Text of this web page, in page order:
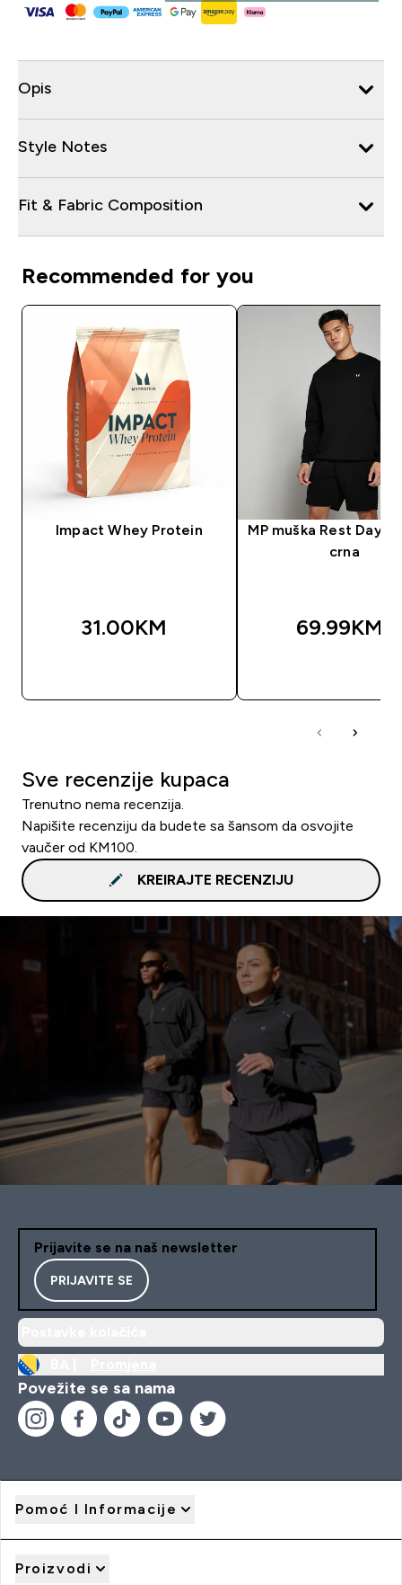
Opis
Style Notes
Fit & Fabric Composition
Recommended for you
Impact Whey Protein
31.00KM‎
MP muška Rest Day
crna
69.99KM‎
Sve recenzije kupaca
Trenutno nema recenzija.
Napišite recenziju da budete sa šansom da osvojite
vaučer od KM100.
KREIRAJTE RECENZIJU
Prijavite se na naš newsletter
PRIJAVITE SE
Povežite se sa nama
Pomoć I Informacije
Proizvodi